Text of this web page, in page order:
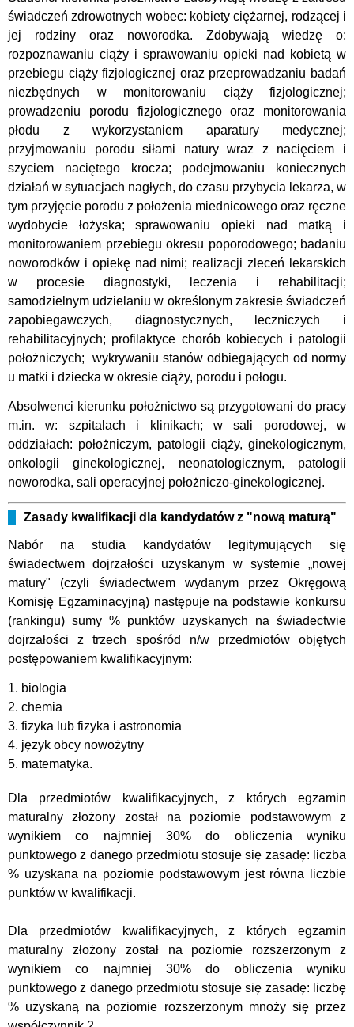
świadczeń zdrowotnych wobec: kobiety ciężarnej, rodzącej i
jej rodziny oraz noworodka. Zdobywają wiedzę o:
rozpoznawaniu ciąży i sprawowaniu opieki nad kobietą w
przebiegu ciąży fizjologicznej oraz przeprowadzaniu badań
niezbędnych w monitorowaniu ciąży fizjologicznej;
prowadzeniu porodu fizjologicznego oraz monitorowania
płodu z wykorzystaniem aparatury medycznej;
przyjmowaniu porodu siłami natury wraz z nacięciem i
szyciem naciętego krocza; podejmowaniu koniecznych
działań w sytuacjach nagłych, do czasu przybycia lekarza, w
tym przyjęcie porodu z położenia miednicowego oraz ręczne
wydobycie łożyska; sprawowaniu opieki nad matką i
monitorowaniem przebiegu okresu poporodowego; badaniu
noworodków i opiekę nad nimi; realizacji zleceń lekarskich
w procesie diagnostyki, leczenia i rehabilitacji;
samodzielnym udzielaniu w określonym zakresie świadczeń
zapobiegawczych, diagnostycznych, leczniczych i
rehabilitacyjnych; profilaktyce chorób kobiecych i patologii
położniczych; wykrywaniu stanów odbiegających od normy
u matki i dziecka w okresie ciąży, porodu i połogu.
Absolwenci kierunku położnictwo są przygotowani do pracy
m.in. w: szpitalach i klinikach; w sali porodowej, w
oddziałach: położniczym, patologii ciąży, ginekologicznym,
onkologii ginekologicznej, neonatologicznym, patologii
noworodka, sali operacyjnej położniczo-ginekologicznej.
Zasady kwalifikacji dla kandydatów z "nową maturą"
Nabór na studia kandydatów legitymujących się
świadectwem dojrzałości uzyskanym w systemie „nowej
matury" (czyli świadectwem wydanym przez Okręgową
Komisję Egzaminacyjną) następuje na podstawie konkursu
(rankingu) sumy % punktów uzyskanych na świadectwie
dojrzałości z trzech spośród n/w przedmiotów objętych
postępowaniem kwalifikacyjnym:
1. biologia
2. chemia
3. fizyka lub fizyka i astronomia
4. język obcy nowożytny
5. matematyka.
Dla przedmiotów kwalifikacyjnych, z których egzamin
maturalny złożony został na poziomie podstawowym z
wynikiem co najmniej 30% do obliczenia wyniku
punktowego z danego przedmiotu stosuje się zasadę: liczba
% uzyskana na poziomie podstawowym jest równa liczbie
punktów w kwalifikacji.
Dla przedmiotów kwalifikacyjnych, z których egzamin
maturalny złożony został na poziomie rozszerzonym z
wynikiem co najmniej 30% do obliczenia wyniku
punktowego z danego przedmiotu stosuje się zasadę: liczbę
% uzyskaną na poziomie rozszerzonym mnoży się przez